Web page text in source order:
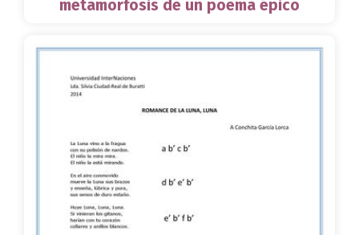
metamorfosis de un poema épico